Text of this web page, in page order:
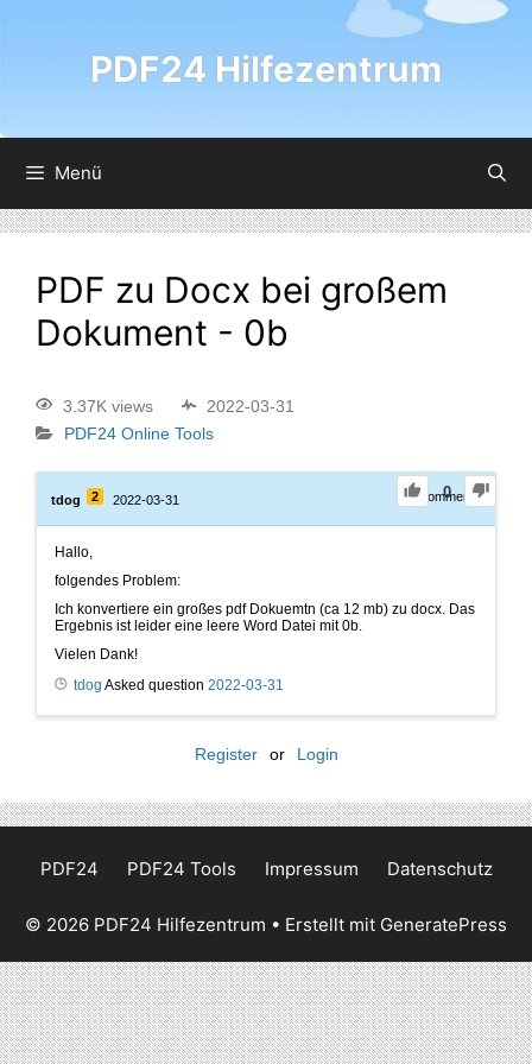
PDF24 Hilfezentrum
Menü
PDF zu Docx bei großem
Dokument - 0b
3.37K views
2022-03-31
PDF24 Online Tools
0
tdog 2 2022-03-31 0Comments
Hallo,
folgendes Problem:
Ich konvertiere ein großes pdf Dokuemtn (ca 12 mb) zu docx. Das
Ergebnis ist leider eine leere Word Datei mit 0b.
Vielen Dank!
tdog Asked question 2022-03-31
Register or Login
PDF24 PDF24 Tools Impressum Datenschutz
© 2026 PDF24 Hilfezentrum • Erstellt mit GeneratePress